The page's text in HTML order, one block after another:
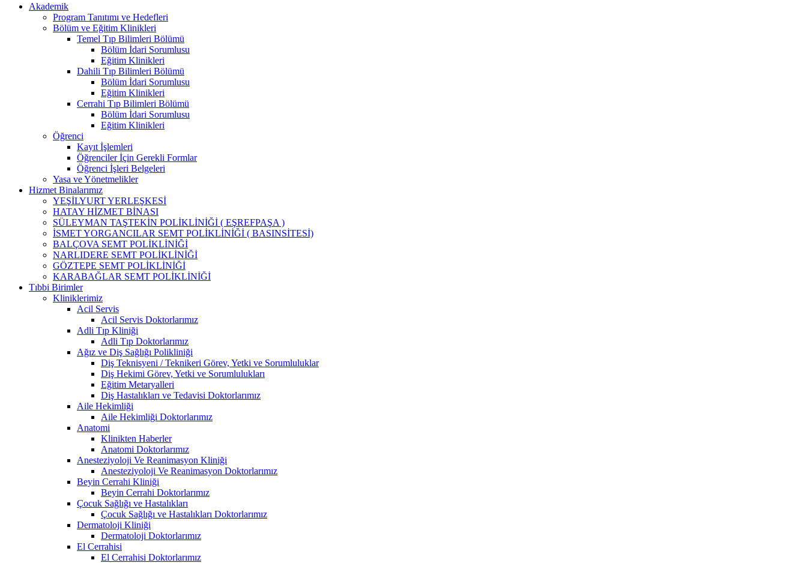
Akademik
Program Tanıtımı ve Hedefleri
Bölüm ve Eğitim Klinikleri
Temel Tıp Bilimleri Bölümü
Bölüm İdari Sorumlusu
Eğitim Klinikleri
Dahili Tıp Bilimleri Bölümü
Bölüm İdari Sorumlusu
Eğitim Klinikleri
Cerrahi Tıp Bilimleri Bölümü
Bölüm İdari Sorumlusu
Eğitim Klinikleri
Öğrenci
Kayıt İşlemleri
Öğrenciler İçin Gerekli Formlar
Öğrenci İşleri Belgeleri
Yasa ve Yönetmelikler
Hizmet Binalarımız
YEŞİLYURT YERLEŞKESİ
HATAY HİZMET BİNASI
SÜLEYMAN TAŞTEKİN POLİKLİNİĞİ ( EŞREFPAŞA )
İSMET YORGANCILAR SEMT POLİKLİNİĞİ ( BASINSİTESİ)
BALÇOVA SEMT POLİKLİNİĞİ
NARLIDERE SEMT POLİKLİNİĞİ
GÖZTEPE SEMT POLİKLİNİĞİ
KARABAĞLAR SEMT POLİKLİNİĞİ
Tıbbi Birimler
Kliniklerimiz
Acil Servis
Acil Servis Doktorlarımız
Adli Tıp Kliniği
Adli Tıp Doktorlarımız
Ağız ve Diş Sağlığı Polikliniği
Diş Teknisyeni / Teknikeri Görev, Yetki ve Sorumluluklar
Diş Hekimi Görev, Yetki ve Sorumlulukları
Eğitim Metaryalleri
Diş Hastalıkları ve Tedavisi Doktorlarımız
Aile Hekimliği
Aile Hekimliği Doktorlarımız
Anatomi
Klinikten Haberler
Anatomi Doktorlarımız
Anesteziyoloji Ve Reanimasyon Kliniği
Anesteziyoloji Ve Reanimasyon Doktorlarımız
Beyin Cerrahi Kliniği
Beyin Cerrahi Doktorlarımız
Çocuk Sağlığı ve Hastalıkları
Çocuk Sağlığı ve Hastalıkları Doktorlarımız
Dermatoloji Kliniği
Dermatoloji Doktorlarımız
El Cerrahisi
El Cerrahisi Doktorlarımız